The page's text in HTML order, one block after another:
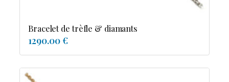
Bracelet de trèfle & diamants
1290.00 €